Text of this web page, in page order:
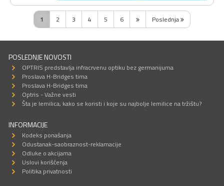
1 2 3 4 5 6 Poslednja
POSLEDNJE NOVOSTI
OPTRIS predstavlja infracrvenu optiku bez germanijuma
Proslava H-Bridges tima
Proslava H-Bridges tima
Optris - Važne vesti
Šta je lemilica, kako se koristi i koje su najbolje lemilice na tržištu?
INFORMACIJE
Kodeks ponašanja
Odustanak-saobraznost-reklamacije
Odluke o akcijama
Uslovi korišćenja
Politika privatnosti